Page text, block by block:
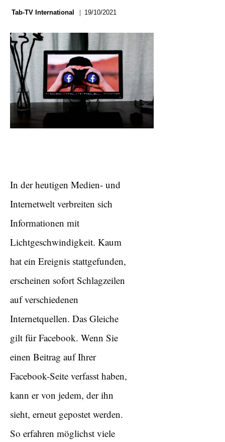
Tab-TV International 19/10/2021
In der heutigen Medien- und
Internetwelt verbreiten sich
Informationen mit
Lichtgeschwindigkeit. Kaum
hat ein Ereignis stattgefunden,
erscheinen sofort Schlagzeilen
auf verschiedenen
Internetquellen. Das Gleiche
gilt für Facebook. Wenn Sie
einen Beitrag auf Ihrer
Facebook-Seite verfasst haben,
kann er von jedem, der ihn
sieht, erneut gepostet werden.
So erfahren möglichst viele